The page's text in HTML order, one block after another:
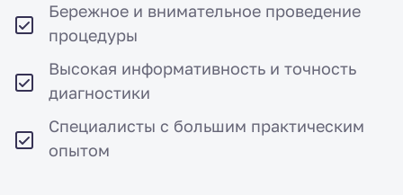
Бережное и внимательное проведение
процедуры
Высокая информативность и точность
диагностики
Специалисты с большим практическим
опытом